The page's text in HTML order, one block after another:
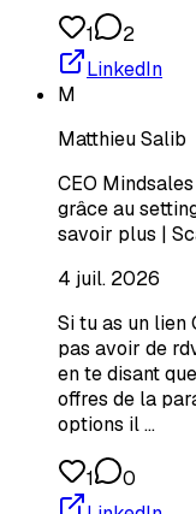
1
2
LinkedIn
M
Matthieu Salib
CEO
grâce au
savoir plus |
4 juil. 2026
Si tu as un lien
pas avoir de
en te disant
offres de la
options il …
1
0